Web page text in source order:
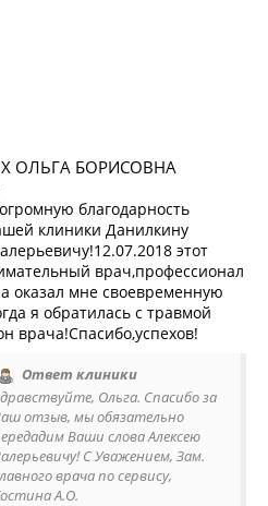
ОЛЬГА БОРИСОВНА
благодарность
клиники Данилкину
этот
врач,профессионал
оказал мне своевременную
я обратилась с травмой
врача!Спасибо,успехов!
Ответ клиники
Ольга. Спасибо за
отзыв, мы обязательно
Ваши слова Алексею
С Уважением, Зам.
врача по сервису,
А.О.